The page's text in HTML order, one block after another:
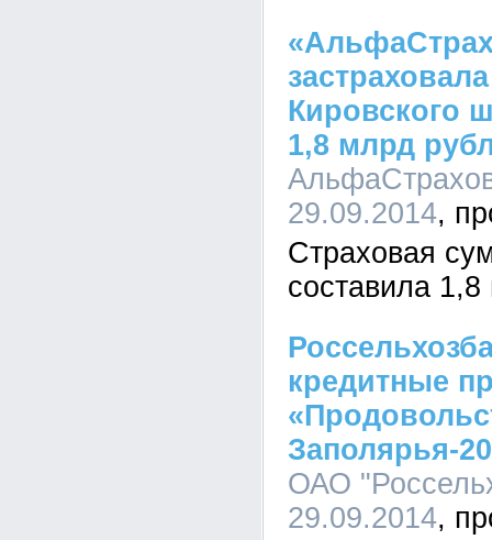
Кировского
1,8 млрд
29.09.2014
Страховая
составила
кредитные
Заполярья-
ОАО
29.09.2014